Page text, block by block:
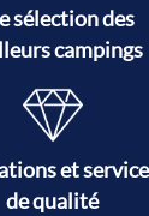
sélection des
campings
et
de qualité